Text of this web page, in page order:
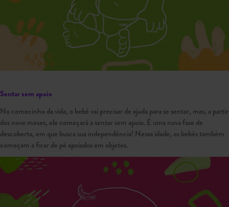
Sentar sem apoio
No comecinho da vida, o bebê vai precisar de ajuda para se sentar, mas, a partir
dos nove meses, ele começará a sentar sem apoio. É uma nova fase de
descoberta, em que busca sua independência! Nessa idade, os bebês também
começam a ficar de pé apoiados em objetos.